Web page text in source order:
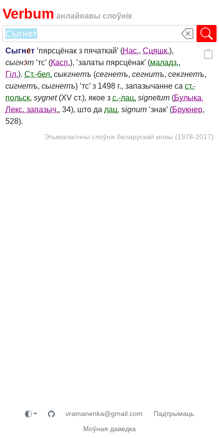
Verbum анлайнавы слоўнік
Сыгне́т ’пярсцёнак з пячаткай’ (Нас., Сцяшк.),
сыгнэ́т ’тс’ (Касп.), ’залаты пярсцёнак’ (маладз.,
Гіл.). Ст.-бел. сыкгнетъ (сегнетъ, сегнитъ, секгнетъ,
сигнетъ, сыгнетъ) ’тс’ з 1498 г., запазычанне са ст.-
польск. sygnet(XV ст.), якое з с.-лац. signetum (Булыка,
Лекс. запазыч., 34), што да лац. signum ’знак’ (Брукнер,
528).
Этымалагічны слоўнік беларускай мовы (1978-2017)
vramanenka@gmail.com
Падтрымаць
Моўная даведка